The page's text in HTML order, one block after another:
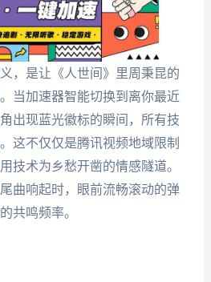
，是让《人世间》里周秉昆的
当加速器智能切换到离你最近
出现蓝光徽标的瞬间，所有技
这不仅仅是腾讯视频地域限制
技术为乡愁开凿的情感隧道。
曲响起时，眼前流畅滚动的弹
共鸣频率。